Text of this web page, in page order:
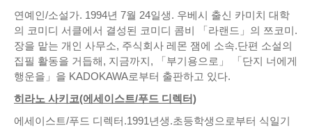
연예인/소설가. 1994년 7월 24일생. 우베시 출신 카미치 대학
의 코미디 서클에서 결성된 코미디 콤비 「라랜드」의 쯔코미.
장을 맡는 개인 사무소, 주식회사 레몬 잼에 소속.단편 소설의
집필 활동을 거듭해, 지금까지, 「부기용으로」 「단지 너에게
행운을」을 KADOKAWA로부터 출판하고 있다.
히라노 사키코(에세이스트/푸드 디렉터)
에세이스트/푸드 디렉터.1991년생.초등학생으로부터 식일기